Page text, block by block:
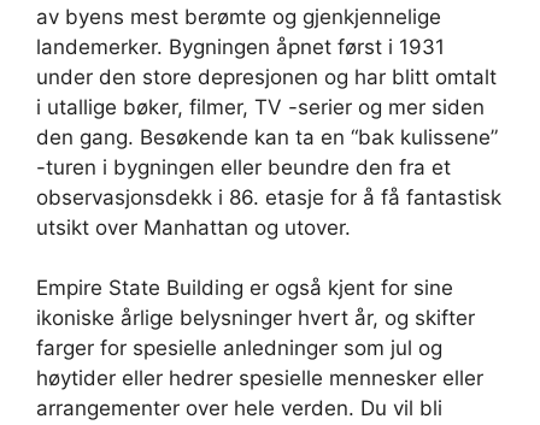
av byens mest berømte og gjenkjennelige
landemerker. Bygningen åpnet først i 1931
under den store depresjonen og har blitt omtalt
i utallige bøker, filmer, TV -serier og mer siden
den gang. Besøkende kan ta en “bak kulissene”
-turen i bygningen eller beundre den fra et
observasjonsdekk i 86. etasje for å få fantastisk
utsikt over Manhattan og utover.
Empire State Building er også kjent for sine
ikoniske årlige belysninger hvert år, og skifter
farger for spesielle anledninger som jul og
høytider eller hedrer spesielle mennesker eller
arrangementer over hele verden. Du vil bli